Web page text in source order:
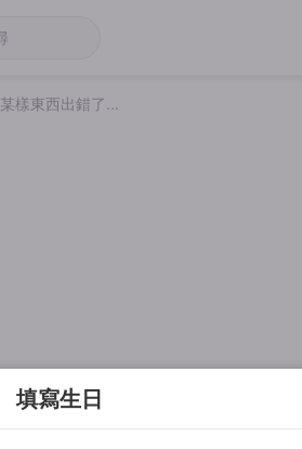
某樣東西出錯了...
填寫生日